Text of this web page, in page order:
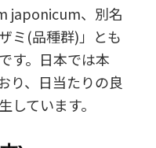
japonicum、別名
ミ(品種群)」とも
す。日本では本
り、日当たりの良
しています。